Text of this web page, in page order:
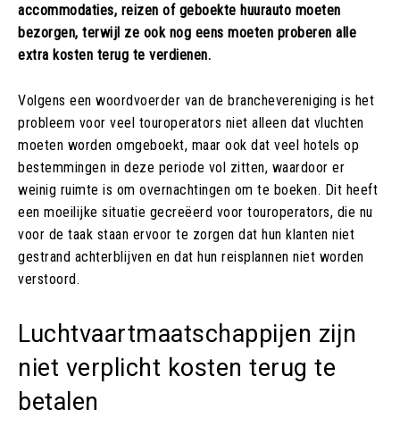
accommodaties, reizen of geboekte huurauto moeten
bezorgen, terwijl ze ook nog eens moeten proberen alle
extra kosten terug te verdienen.
Volgens een woordvoerder van de branchevereniging is het
probleem voor veel touroperators niet alleen dat vluchten
moeten worden omgeboekt, maar ook dat veel hotels op
bestemmingen in deze periode vol zitten, waardoor er
weinig ruimte is om overnachtingen om te boeken. Dit heeft
een moeilijke situatie gecreëerd voor touroperators, die nu
voor de taak staan ervoor te zorgen dat hun klanten niet
gestrand achterblijven en dat hun reisplannen niet worden
verstoord.
Luchtvaartmaatschappijen zijn
niet verplicht kosten terug te
betalen